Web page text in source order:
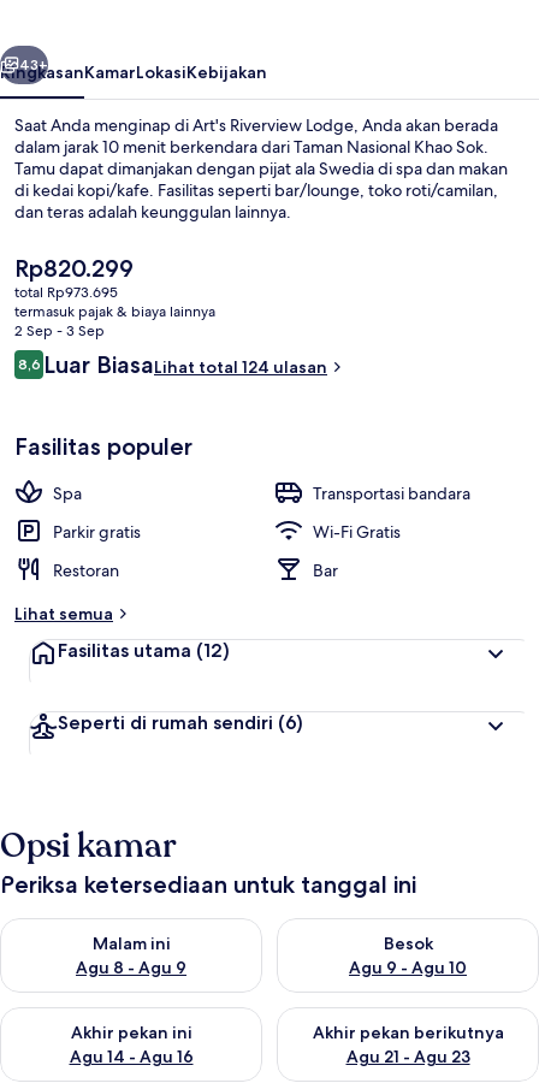
Berikutnya
43+
RingkasanKamarLokasiKebijakan
Saat Anda menginap di Art's Riverview Lodge, Anda akan berada
dalam jarak 10 menit berkendara dari Taman Nasional Khao Sok.
Tamu dapat dimanjakan dengan pijat ala Swedia di spa dan makan
di kedai kopi/kafe. Fasilitas seperti bar/lounge, toko roti/camilan,
dan teras adalah keunggulan lainnya.
Harga
saat
ini
Rp820.299
Rp820.299
total Rp973.695
termasuk pajak & biaya lainnya
2 Sep - 3 Sep
Ulasan
8,68,6 dari 10
Luar BiasaLihat total 124 ulasan
Fasilitas populer
Spa
Transportasi bandara
Parkir gratis
Wi-Fi Gratis
Restoran
Bar
Lihat semua
Fasilitas utama (12)
Seperti di rumah sendiri (6)
Opsi kamar
Periksa ketersediaan untuk tanggal ini
Malam ini
Agu 8 - Agu 9
Periksa ketersediaan untuk malam ini Agu 8 - Agu 9
Besok
Agu 9 - Agu 10
Periksa ketersediaan untuk
Akhir pekan ini
Agu 14 - Agu 16
Periksa ketersediaan untuk akhir pekan ini Agu 14 - Agu 16
Akhir pekan berikutnya
Agu 21 - Agu 23
Periksa ketersediaan untuk